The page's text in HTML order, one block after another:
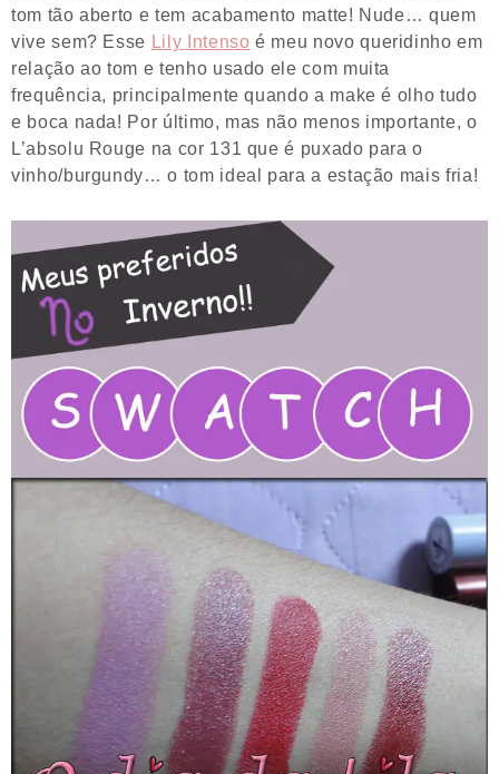
tom tão aberto e tem acabamento matte! Nude… quem
vive sem? Esse Lily Intenso é meu novo queridinho em
relação ao tom e tenho usado ele com muita
frequência, principalmente quando a make é olho tudo
e boca nada! Por último, mas não menos importante, o
L’absolu Rouge na cor 131 que é puxado para o
vinho/burgundy… o tom ideal para a estação mais fria!